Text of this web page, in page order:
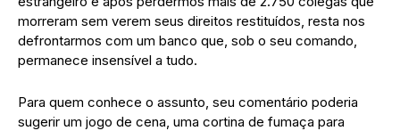
morreram sem verem seus direitos restituídos, resta nos
defrontarmos com um banco que, sob o seu comando,
permanece insensível a tudo.
Para quem conhece o assunto, seu comentário poderia
sugerir um jogo de cena, uma cortina de fumaça para